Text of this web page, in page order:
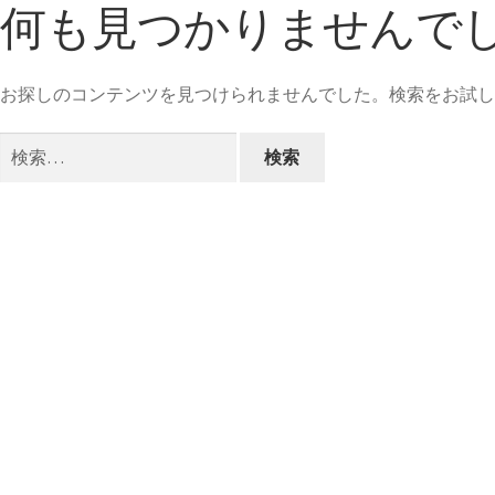
何も見つかりませんで
お探しのコンテンツを見つけられませんでした。検索をお試し
検
索: